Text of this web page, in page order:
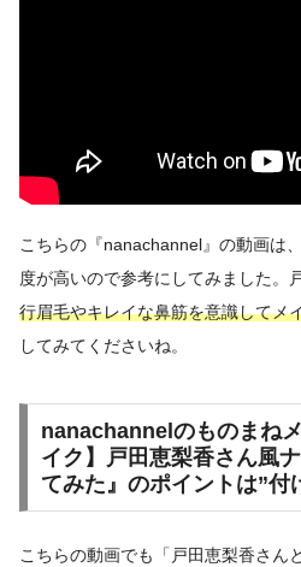
こちらの『nanachannel』の動画は
度が高いので参考にしてみました。
行眉毛やキレイな鼻筋を意識してメ
してみてくださいね。
nanachannelのものまね
イク】戸田恵梨香さん風
てみた』のポイントは”付
こちらの動画でも「戸田恵梨香さん